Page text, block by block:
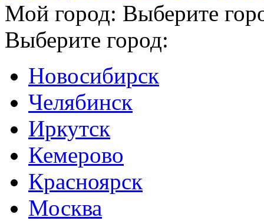
Мой город: Выберите
Выберите город:
Новосибирск
Челябинск
Иркутск
Кемерово
Красноярск
Москва